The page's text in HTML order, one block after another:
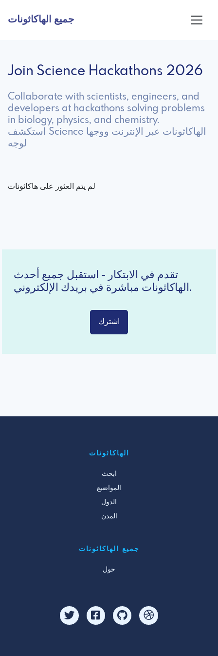
جميع الهاكاثونات
Join Science Hackathons 2026
Collaborate with scientists, engineers, and
developers at hackathons solving problems
in biology, physics, and chemistry.
استكشف Science الهاكاثونات عبر الإنترنت ووجها
لوجه
لم يتم العثور على هاكاثونات
تقدم في الابتكار - استقبل جميع أحدث
الهاكاثونات مباشرة في بريدك الإلكتروني.
اشترك
الهاكاثونات
ابحث
المواضيع
الدول
المدن
جميع الهاكاثونات
حول